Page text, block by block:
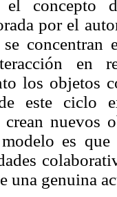
el concepto
por el
concentran
en
los objetos
este ciclo
nuevos
es
una genuina